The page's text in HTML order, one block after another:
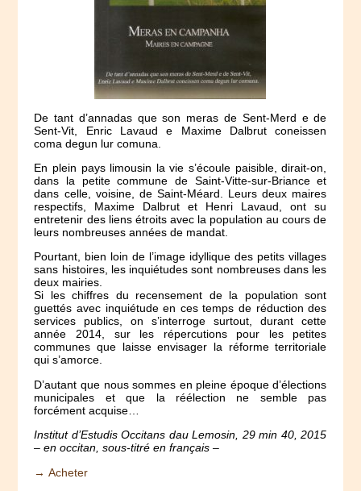
De tant d’annadas que son meras de Sent-Merd e de
Sent-Vit, Enric Lavaud e Maxime Dalbrut coneissen
coma degun lur comuna.
En plein pays limousin la vie s’écoule paisible, dirait-on,
dans la petite commune de Saint-Vitte-sur-Briance et
dans celle, voisine, de Saint-Méard. Leurs deux maires
respectifs, Maxime Dalbrut et Henri Lavaud, ont su
entretenir des liens étroits avec la population au cours de
leurs nombreuses années de mandat.
Pourtant, bien loin de l’image idyllique des petits villages
sans histoires, les inquiétudes sont nombreuses dans les
deux mairies.
Si les chiffres du recensement de la population sont
guettés avec inquiétude en ces temps de réduction des
services publics, on s’interroge surtout, durant cette
année 2014, sur les répercutions pour les petites
communes que laisse envisager la réforme territoriale
qui s’amorce.
D’autant que nous sommes en pleine époque d’élections
municipales et que la réélection ne semble pas
forcément acquise…
Institut d’Estudis Occitans dau Lemosin, 29 min 40, 2015
– en occitan, sous-titré en français –
→ Acheter